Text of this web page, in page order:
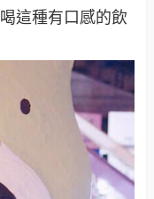
這種有口感的飲